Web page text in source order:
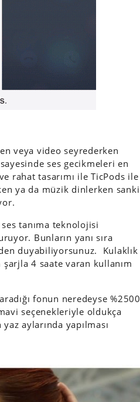
veya video seyrederken
ses gecikmeleri en
rahat tasarımı ile TicPods ile
ya da müzik dinlerken sanki
tanıma teknolojisi
Bunların yanı sıra
duyabiliyorsunuz. Kulaklık
4 saate varan kullanım
fonun neredeyse %2500
seçenekleriyle oldukça
aylarında yapılması